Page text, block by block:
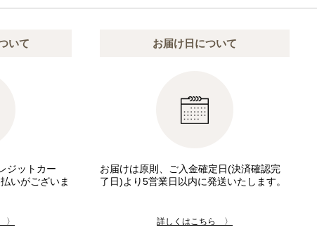
いて
ジットカー
いがございま
お届け日について
お届けは原則、ご入金確定日(決済確認完
了日)より5営業日以内に発送いたします。
詳しくはこちら 〉